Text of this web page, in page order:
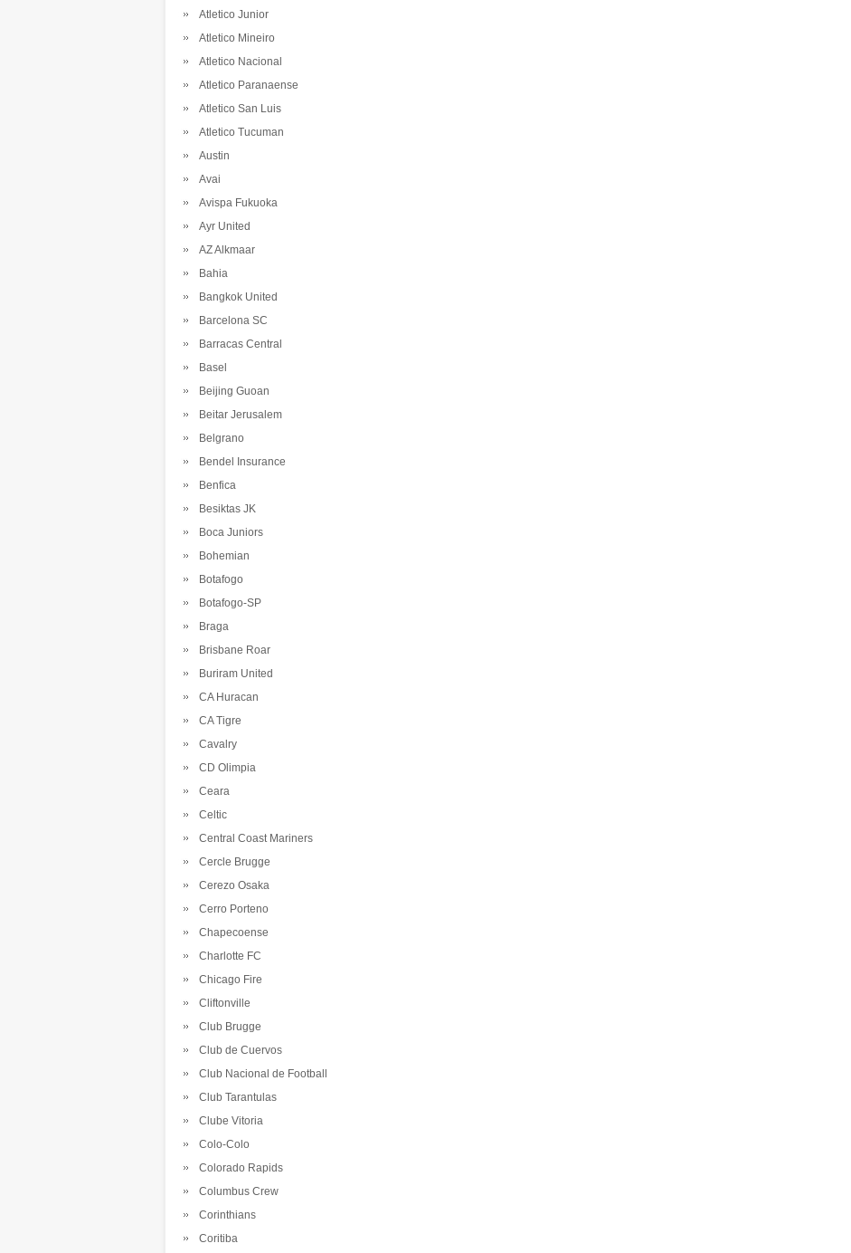
Atletico Junior
Atletico Mineiro
Atletico Nacional
Atletico Paranaense
Atletico San Luis
Atletico Tucuman
Austin
Avai
Avispa Fukuoka
Ayr United
AZ Alkmaar
Bahia
Bangkok United
Barcelona SC
Barracas Central
Basel
Beijing Guoan
Beitar Jerusalem
Belgrano
Bendel Insurance
Benfica
Besiktas JK
Boca Juniors
Bohemian
Botafogo
Botafogo-SP
Braga
Brisbane Roar
Buriram United
CA Huracan
CA Tigre
Cavalry
CD Olimpia
Ceara
Celtic
Central Coast Mariners
Cercle Brugge
Cerezo Osaka
Cerro Porteno
Chapecoense
Charlotte FC
Chicago Fire
Cliftonville
Club Brugge
Club de Cuervos
Club Nacional de Football
Club Tarantulas
Clube Vitoria
Colo-Colo
Colorado Rapids
Columbus Crew
Corinthians
Coritiba